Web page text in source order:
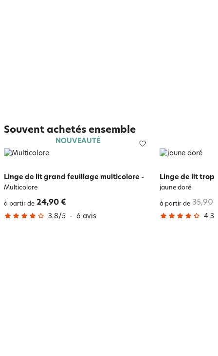
Souvent achetés ensemble
NOUVEAUTÉ
Linge de lit grand feuillage multicolore -
Multicolore
à partir de 24,90 €
3.8/5 - 6 avis
Linge de lit
jaune doré
à partir de 35,90
4.3